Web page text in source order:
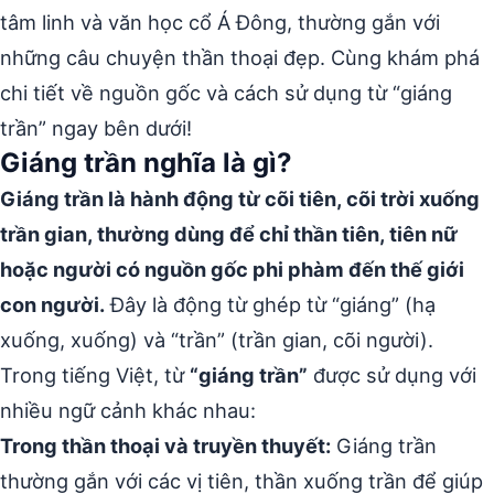
tâm linh và văn học cổ Á Đông, thường gắn với
những câu chuyện thần thoại đẹp. Cùng khám phá
chi tiết về nguồn gốc và cách sử dụng từ “giáng
trần” ngay bên dưới!
Giáng trần nghĩa là gì?
Giáng trần là hành động từ cõi tiên, cõi trời xuống
trần gian, thường dùng để chỉ thần tiên, tiên nữ
hoặc người có nguồn gốc phi phàm đến thế giới
con người.Đây là động từ ghép từ “giáng” (hạ
xuống, xuống) và “trần” (trần gian, cõi người).
Trong tiếng Việt, từ “giáng trần” được sử dụng với
nhiều ngữ cảnh khác nhau:
Trong thần thoại và truyền thuyết: Giáng trần
thường gắn với các vị tiên, thần xuống trần để giúp